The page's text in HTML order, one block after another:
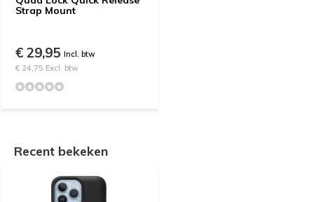
Strap Mount
€ 29,95 Incl. btw
€ 24,75 Excl. btw
Recent bekeken